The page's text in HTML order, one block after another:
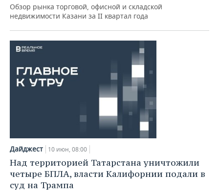
Обзор рынка торговой, офисной и складской
недвижимости Казани за II квартал года
Дайджест 10 июн, 08:00
Над территорией Татарстана уничтожили
четыре БПЛА, власти Калифорнии подали в
суд на Трампа